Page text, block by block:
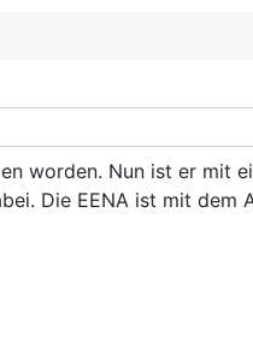
worden. Nun ist er mit
Die EENA ist mit dem